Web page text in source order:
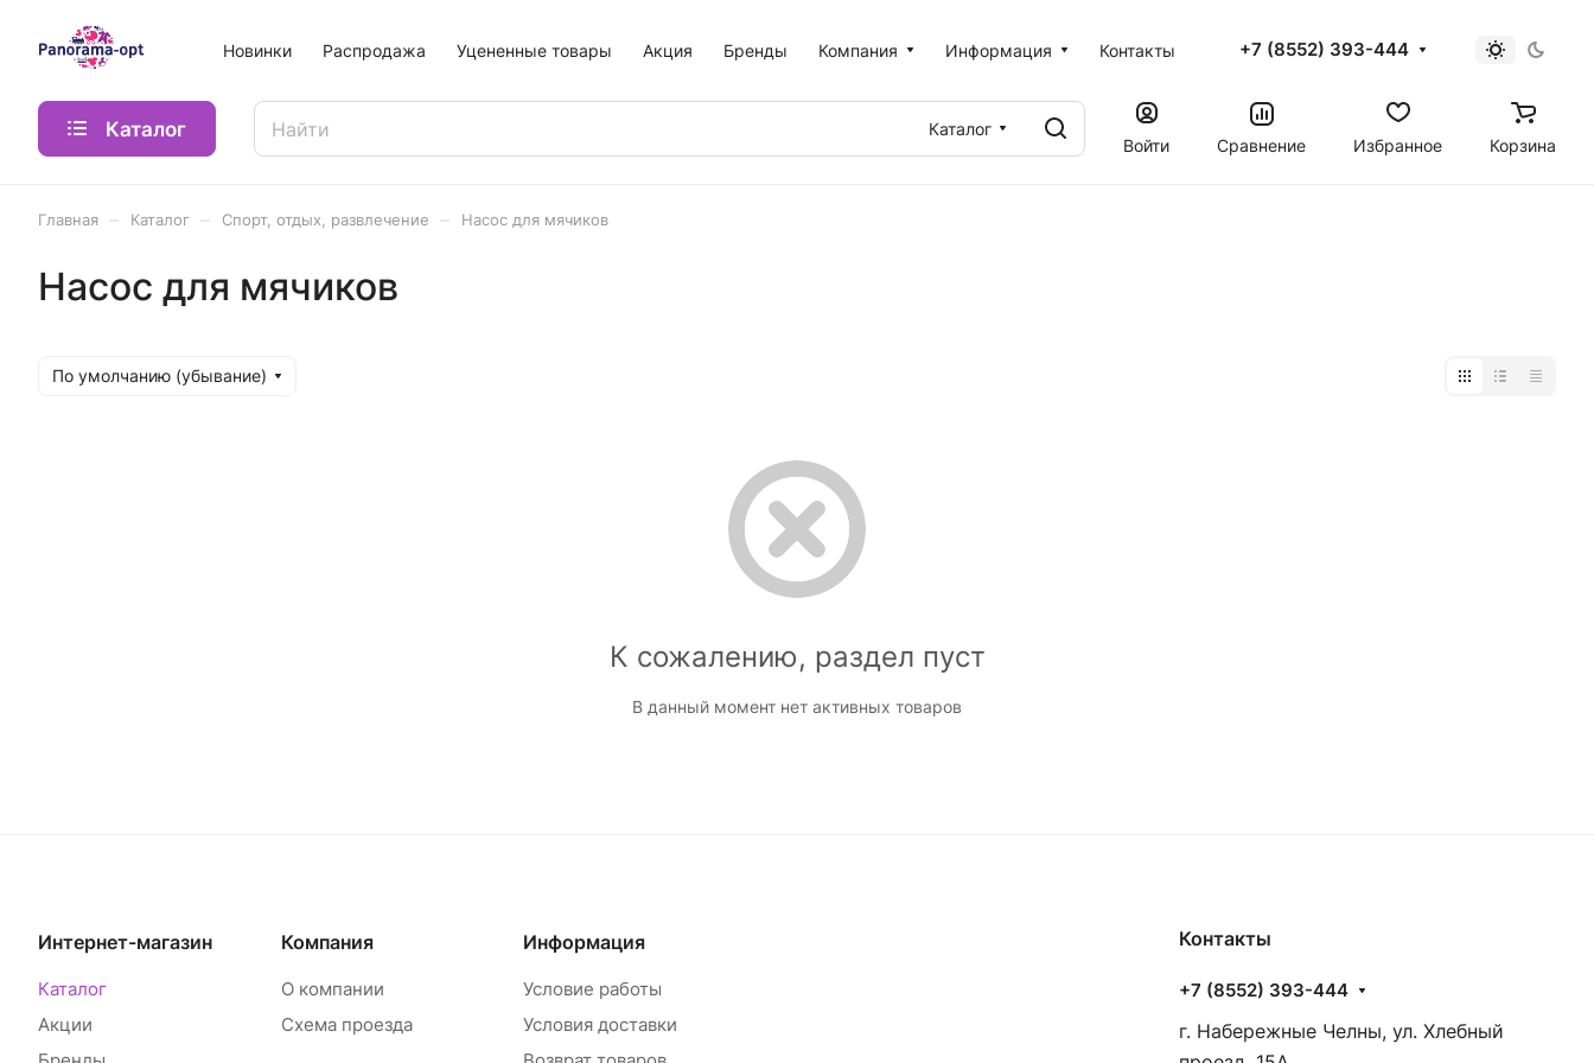
Новинки Распродажа Уцененные товары Акция Бренды Компания Информация Контакты +7 (8552) 393-444
Каталог
Каталог
Войти
Сравнение Избранное Корзина
Главная Каталог Спорт, отдых, развлечение Насос для мячиков
Насос для мячиков
По умолчанию (убывание)
К сожалению, раздел пуст
В данный момент нет активных товаров
Интернет-магазин
Каталог
Акции
Компания
О компании
Схема проезда
Информация
Условие работы
Условия доставки
Контакты
+7 (8552) 393-444
г. Набережные Челны, ул. Хлебный